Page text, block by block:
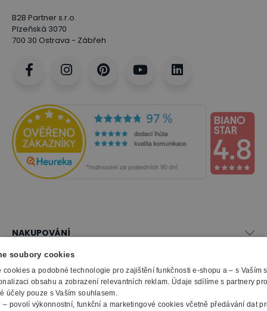
B2B Partner s.r.o.
Plzeňská 3070
700 30 Ostrava - Zábřeh
NAKUPOVÁNÍ
Vše o nákupu
Obchodní podmínky
Doprava a montáž
Možnosti platby
SLUŽBY
Naše katalogy
Reklamační formulář
O FIRMĚ
soubory cookies
cookies a podobné technologie pro zajištění funkčnosti e-shopu a – s Vaším
obsahu a zobrazení relevantních reklam. Údaje sdílíme s partnery
účely pouze s Vaším souhlasem.
– povolí výkonnostní, funkční a marketingové cookies včetně předávání dat